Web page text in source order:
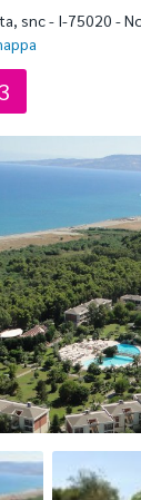
snc - I-75020 -